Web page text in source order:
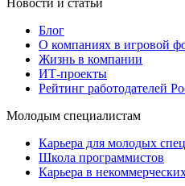
Блог
О компаниях в игровой
Жизнь в компании
ИТ-проекты
Рейтинг работодателей
Молодым специалистам
Карьера для молодых
Школа программистов
Карьера в